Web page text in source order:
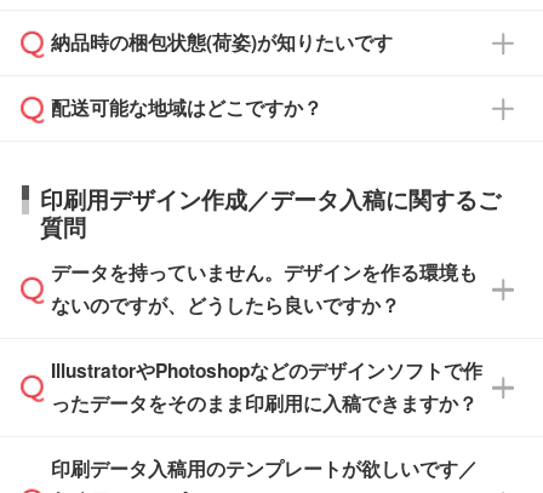
ご希望の際は担当スタッフまでお気軽にご相談
ください。
ご入金確認後、1～2営業日で出荷いたしま
タッフまでお問い合わせください。
ル」に注文予定日をご入力いただくと、おおよ
その締切日や出荷目安をご確認いただけます。
品が決まりましたらお早めのご発注をお願いい
たします。
※土日祝日を除く営業日換算です。
い。
応が可能かご案内いたします。
す。>>対象商品はこちら
※最短出荷日は商品によって異なります。各商
品ページにてご確認ください
ご入金確認後に在庫を確保し、注文確定のご連
はできかねますので予めご了承ください。
納品時の梱包状態(荷姿)が知りたいです
商品によって異なります。各ページにある商品
す。(白箱、化粧箱、ブリスターパックなど)
【袋入り】 商品がひとつずつ袋に入っていま
す。(透明袋、デザイン袋など)
【個包装なし】 個包装がされていない状態で
※化粧箱から白箱への入れ替えや、オリジナル
箱の作成は原則承っておりません。
配送可能な地域はどこですか？
日本全国へお届けが可能です。なお、海外への
直接納品は行っておりませんので予めご了承く
ださい。
印刷用デザイン作成／データ入稿に関するご
質問
データを持っていません。デザインを作る環境も
ないのですが、どうしたら良いですか？
無料の「デザインシミュレーター」を使えば、
PCやスマホから簡単にデザインを作成できま
ザインソフトがなくても安心です。
IllustratorやPhotoshopなどのデザインソフトで作
ったデータをそのまま印刷用に入稿できますか？
IllustratorやPhotoshop、CLIP STUDIOなどのデ
印刷データ入稿用のテンプレートが欲しいです／